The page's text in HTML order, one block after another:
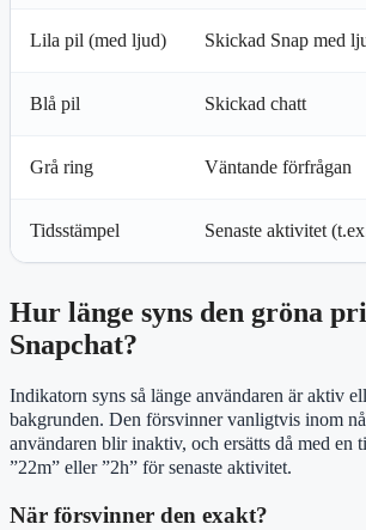
Lila pil (med ljud) Skickad Snap med
Blå pil Skickad chatt
Grå ring Väntande förfrågan
Tidsstämpel Senaste aktivitet
Hur länge syns den gröna
Snapchat?
Indikatorn syns så länge användaren är aktiv
bakgrunden. Den försvinner vanligtvis inom
användaren blir inaktiv, och ersätts då med en
”22m” eller ”2h” för senaste aktivitet.
När försvinner den exakt?